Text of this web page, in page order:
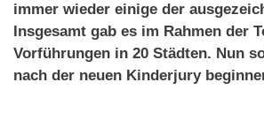
immer wieder einige der
Insgesamt gab es im Rahmen der
Vorführungen in 20 Städten. Nun
nach der neuen Kinderjury